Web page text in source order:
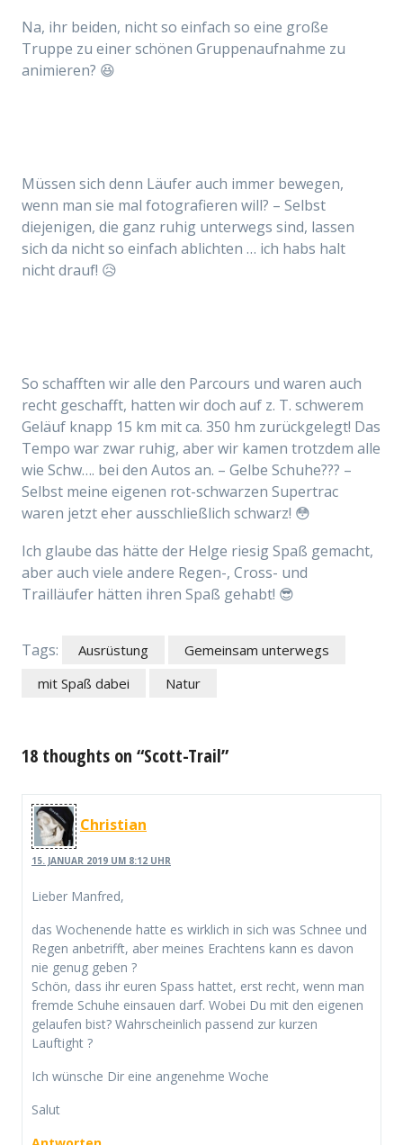
Na, ihr beiden, nicht so einfach so eine große
Truppe zu einer schönen Gruppenaufnahme zu
animieren? 😆
Müssen sich denn Läufer auch immer bewegen,
wenn man sie mal fotografieren will? – Selbst
diejenigen, die ganz ruhig unterwegs sind, lassen
sich da nicht so einfach ablichten … ich habs halt
nicht drauf! 😥
So schafften wir alle den Par­cours und waren auch
recht geschafft, hatten wir doch auf z. T. schwerem
Geläuf knapp 15 km mit ca. 350 hm zurückgelegt! Das
Tempo war zwar ruhig, aber wir kamen trotzdem alle
wie Schw…. bei den Autos an. – Gelbe Schuhe??? –
Selbst meine eigenen rot-schwarzen Supertrac
waren jetzt eher ausschließlich schwarz! 😳
Ich glaube das hätte der Helge riesig Spaß gemacht,
aber auch viele andere Regen-, Cross- und
Trailläufer hätten ihren Spaß gehabt! 😎
Tags: Ausrüstung
Gemeinsam unterwegs
mit Spaß dabei
Natur
18 thoughts on “Scott-Trail”
Christian
15. JANUAR 2019 UM 8:12 UHR
Lieber Manfred,
das Wochenende hatte es wirklich in sich was Schnee und
Regen anbetrifft, aber meines Erachtens kann es davon
nie genug geben ?
Schön, dass ihr euren Spass hattet, erst recht, wenn man
fremde Schuhe einsauen darf. Wobei Du mit den eigenen
gelaufen bist? Wahrscheinlich passend zur kurzen
Lauftight ?
Ich wünsche Dir eine angenehme Woche
Salut